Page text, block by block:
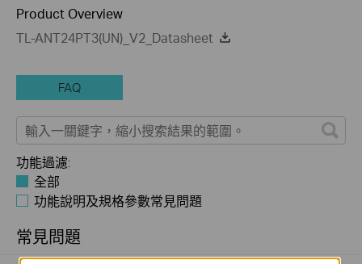
Product Overview
TL-ANT24PT3(UN)_V2_Datasheet
FAQ
功能過濾:
全部
功能說明及規格參數常見問題
常見問題